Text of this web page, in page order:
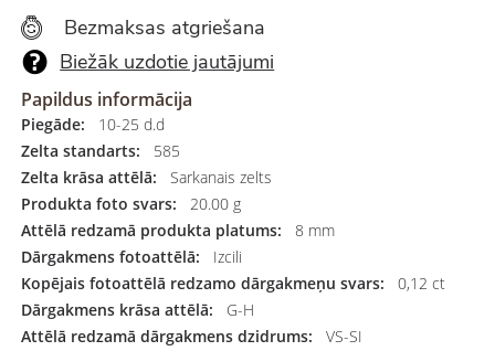
Bezmaksas atgriešana
Biežāk uzdotie jautājumi
Papildus informācija
Piegāde:
10-25 d.d
Zelta standarts:
585
Zelta krāsa attēlā:
Sarkanais zelts
Produkta foto svars:
20.00 g
Attēlā redzamā produkta platums:
8 mm
Dārgakmens fotoattēlā:
Izcili
Kopējais fotoattēlā redzamo dārgakmeņu svars:
0,12 ct
Dārgakmens krāsa attēlā:
G-H
Attēlā redzamā dārgakmens dzidrums:
VS-SI